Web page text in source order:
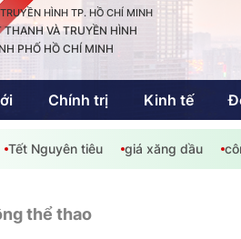
HÌNH TP. HỒ CHÍ MINH
THANH VÀ TRUYỀN HÌNH
PHỐ HỒ CHÍ MINH
Chính trị Kinh tế
thao
tế
Văn hóa - Giải
Tết Nguyên tiêu giá xăng dầu
thể thao